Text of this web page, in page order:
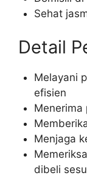
Sehat
Detail
Melayani
efisien
Menerima
Menjaga
dibeli